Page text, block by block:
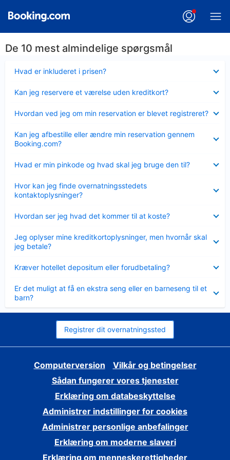
De 10 mest almindelige spørgsmål
Hvad er inkluderet i prisen?
Kan jeg reservere et værelse uden kreditkort?
Hvordan ved jeg om min reservation er blevet registreret?
Kan jeg afbestille eller ændre min reservation gennem
Booking.com?
Hvad er min pinkode og hvad skal jeg bruge den til?
Hvor kan jeg finde overnatningsstedets
kontaktoplysninger?
Hvordan ser jeg hvad det kommer til at koste?
Jeg oplyser mine kreditkortoplysninger, men hvornår skal
jeg betale?
Kræver hotellet depositum eller forudbetaling?
Er det muligt at få en ekstra seng eller en barneseng til et
barn?
Registrer dit overnatningssted
Computerversion
Vilkår og betingelser
Sådan fungerer vores tjenester
Erklæring om databeskyttelse
Administrer indstillinger for cookies
Administrer personlige anbefalinger
Erklæring om moderne slaveri
Erklæring om menneskerettigheder